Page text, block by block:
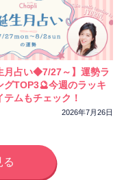
月占い◆7/27～】運勢ラ
グTOP3🔮今週のラッキ
テムもチェック！
2026年7月26日
る